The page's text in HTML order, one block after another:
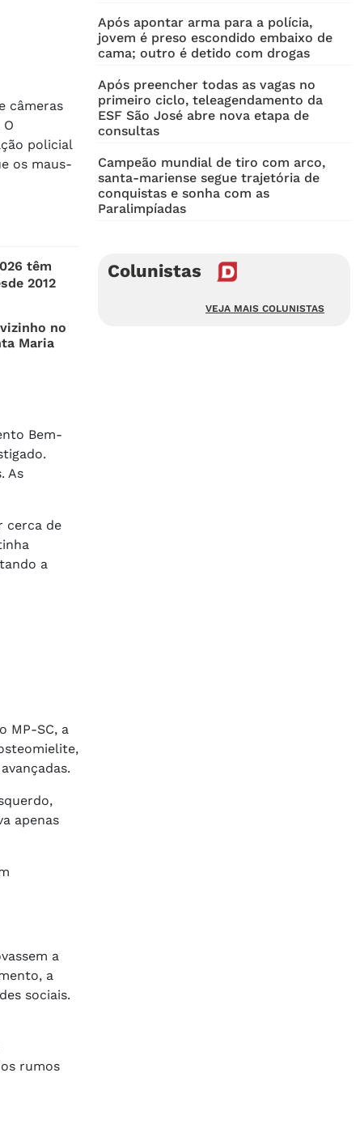
câmeras
policial
os maus-
têm
2012
no
Maria
Bem-
As
cerca de
a
MP-SC, a
apenas
a
a
sociais.
rumos
Após apontar arma para a polícia,
jovem é preso escondido embaixo de
cama; outro é detido com drogas
Após preencher todas as vagas no
primeiro ciclo, teleagendamento da
ESF São José abre nova etapa de
consultas
Campeão mundial de tiro com arco,
santa-mariense segue trajetória de
conquistas e sonha com as
Paralimpíadas
Colunistas
VEJA MAIS COLUNISTAS